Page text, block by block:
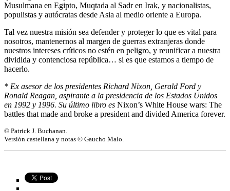
Musulmana en Egipto, Muqtada al Sadr en Irak, y nacionalistas,
populistas y autócratas desde Asia al medio oriente a Europa.
Tal vez nuestra misión sea defender y proteger lo que es vital para
nosotros, mantenernos al margen de guerras extranjeras donde
nuestros intereses críticos no estén en peligro, y reunificar a nuestra
dividida y contenciosa república… si es que estamos a tiempo de
hacerlo.
* Ex asesor de los presidentes Richard Nixon, Gerald Ford y
Ronald Reagan, aspirante a la presidencia de los Estados Unidos
en 1992 y 1996. Su último libro es Nixon’s White House wars: The
battles that made and broke a president and divided America forever.
© Patrick J. Buchanan.
Versión castellana y notas © Gaucho Malo.